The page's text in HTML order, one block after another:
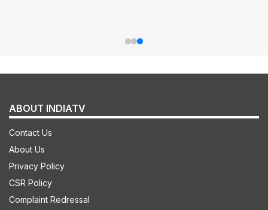
ABOUT INDIATV
Contact Us
About Us
Privacy Policy
CSR Policy
Complaint Redressal